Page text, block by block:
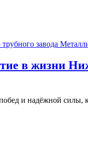
в жизни
и надёжной силы,